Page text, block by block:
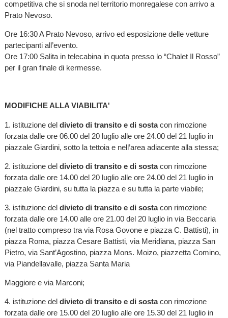
competitiva che si snoda nel territorio monregalese con arrivo a
Prato Nevoso.
Ore 16:30 A Prato Nevoso, arrivo ed esposizione delle vetture
partecipanti all’evento.
Ore 17:00 Salita in telecabina in quota presso lo “Chalet Il Rosso”
per il gran finale di kermesse.
MODIFICHE ALLA VIABILITA'
1. istituzione del divieto di transito e di sostacon rimozione
forzata dalle ore 06.00 del 20 luglio alle ore 24.00 del 21 luglio in
piazzale Giardini, sotto la tettoia e nell’area adiacente alla stessa;
2. istituzione del divieto di transito e di sostacon rimozione
forzata dalle ore 14.00 del 20 luglio alle ore 24.00 del 21 luglio in
piazzale Giardini, su tutta la piazza e su tutta la parte viabile;
3. istituzione del divieto di transito e di sostacon rimozione
forzata dalle ore 14.00 alle ore 21.00 del 20 luglio in via Beccaria
(nel tratto compreso tra via Rosa Govone e piazza C. Battisti), in
piazza Roma, piazza Cesare Battisti, via Meridiana, piazza San
Pietro, via Sant’Agostino, piazza Mons. Moizo, piazzetta Comino,
via Piandellavalle, piazza Santa Maria
Maggiore e via Marconi;
4. istituzione del divieto di transito e di sostacon rimozione
forzata dalle ore 15.00 del 20 luglio alle ore 15.30 del 21 luglio in